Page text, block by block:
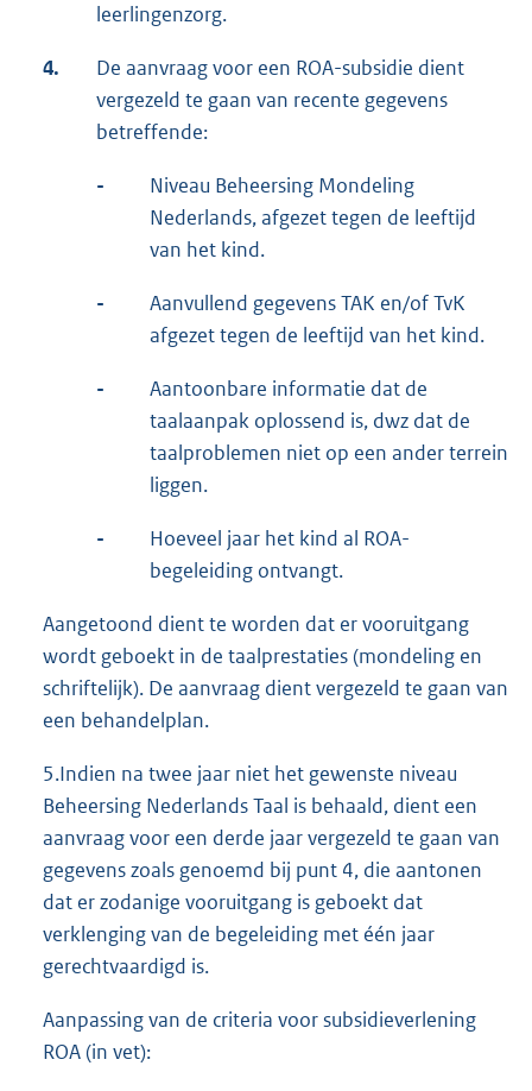
leerlingenzorg.
4.
De aanvraag voor een ROA-subsidie dient
vergezeld te gaan van recente gegevens
betreffende:
-
Niveau Beheersing Mondeling
Nederlands, afgezet tegen de leeftijd
van het kind.
-
Aanvullend gegevens TAK en/of TvK
afgezet tegen de leeftijd van het kind.
-
Aantoonbare informatie dat de
taalaanpak oplossend is, dwz dat de
taalproblemen niet op een ander terrein
liggen.
-
Hoeveel jaar het kind al ROA-
begeleiding ontvangt.
Aangetoond dient te worden dat er vooruitgang
wordt geboekt in de taalprestaties (mondeling en
schriftelijk). De aanvraag dient vergezeld te gaan van
een behandelplan.
5.Indien na twee jaar niet het gewenste niveau
Beheersing Nederlands Taal is behaald, dient een
aanvraag voor een derde jaar vergezeld te gaan van
gegevens zoals genoemd bij punt 4, die aantonen
dat er zodanige vooruitgang is geboekt dat
verklenging van de begeleiding met één jaar
gerechtvaardigd is.
Aanpassing van de criteria voor subsidieverlening
ROA (in vet):